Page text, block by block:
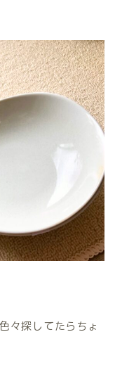
々探してたらちょ